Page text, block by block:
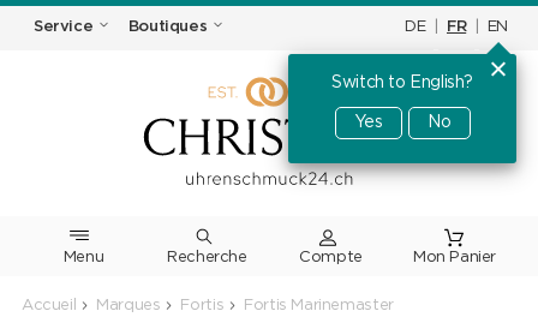
Service Boutiques DE FR EN
Switch to English?
Yes No
Menu Recherche
Accueil Marques Fortis Fortis Marinemaster